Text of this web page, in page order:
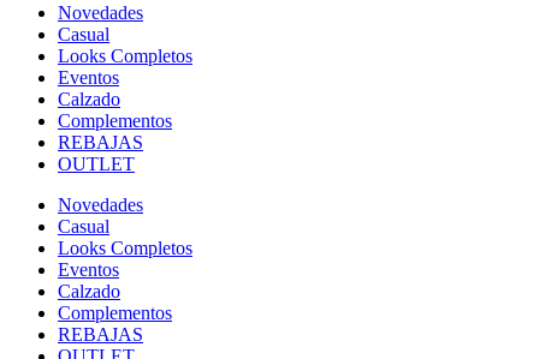
Novedades
Casual
Looks Completos
Eventos
Calzado
Complementos
REBAJAS
OUTLET
Novedades
Casual
Looks Completos
Eventos
Calzado
Complementos
REBAJAS